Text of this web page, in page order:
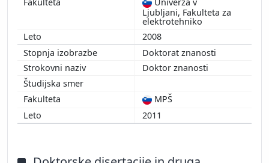
Ljubljani, Fakulteta za
elektrotehniko
2008
Doktorat znanosti
Doktor znanosti
MPŠ
2011